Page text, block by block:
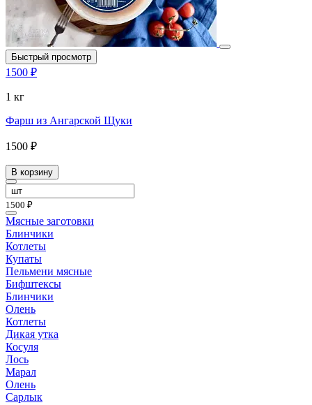
Быстрый просмотр
1500 ₽
1 кг
Фарш из Ангарской Щуки
1500 ₽
В корзину
1500 ₽
Мясные заготовки
Блинчики
Котлеты
Купаты
Пельмени мясные
Бифштексы
Блинчики
Олень
Котлеты
Дикая утка
Косуля
Лось
Марал
Олень
Сарлык